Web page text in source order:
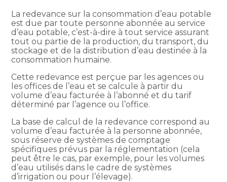
La redevance sur la consommation d’eau potable
est due par toute personne abonnée au service
d’eau potable, c’est-à-dire à tout service assurant
tout ou partie de la production, du transport, du
stockage et de la distribution d’eau destinée à la
consommation humaine.
Cette redevance est perçue par les agences ou
les offices de l’eau et se calcule à partir du
volume d’eau facturée à l’abonné et du tarif
déterminé par l’agence ou l’office.
La base de calcul de la redevance correspond au
volume d’eau facturée à la personne abonnée,
sous réserve de systèmes de comptage
spécifiques prévus par la réglementation (cela
peut être le cas, par exemple, pour les volumes
d’eau utilisés dans le cadre de systèmes
d’irrigation ou pour l’élevage).